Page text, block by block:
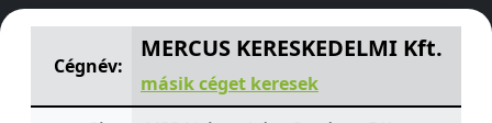
MERCUS KERESKEDELMI Kft.Sugár ut 5/A Nyíregyháza
Cégnév:
MERCUS KERESKEDELMI Kft.
másik céget keresek